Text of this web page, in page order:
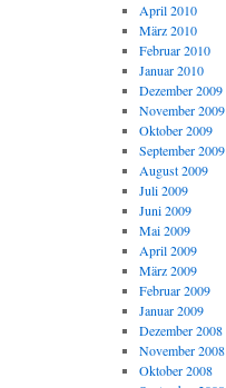
April 2010
März 2010
Februar 2010
Januar 2010
Dezember 2009
November 2009
Oktober 2009
September 2009
August 2009
Juli 2009
Juni 2009
Mai 2009
April 2009
März 2009
Februar 2009
Januar 2009
Dezember 2008
November 2008
Oktober 2008